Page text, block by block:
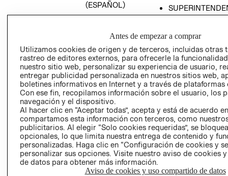
(ESPAÑOL)
Y ÉTICA (INGLÉS)
DE INDUSTRIA Y
PETICIONES
QUEJAS Y
RECLAMOS
Colombia ($)
CAMBIAR REGIÓN
RECIÉN NACIDO
NOVEDADES
Antes de empezar a comprar
Utilizamos cookies de origen y de terceros, incluidas otras
rastreo de editores externos, para ofrecerle la
nuestro sitio web, personalizar su experiencia de usuario,
entregar publicidad personalizada en nuestros sitios web,
boletines informativos en Internet y a través de plataformas
Con ese fin, recopilamos información sobre el usuario, los
navegación y el dispositivo.
Al hacer clic en “Aceptar todas”, acepta y está de acuerdo
compartamos esta información con terceros, como
publicitarios. Al elegir “Solo cookies requeridas”, se
opcionales, lo que limita nuestra entrega de contenido y
personalizadas. Haga clic en “Configuración de cookies y
personalizar sus opciones. Visite nuestro aviso de cookies
de datos para obtener más información.
Aviso de cookies y uso compartido de datos